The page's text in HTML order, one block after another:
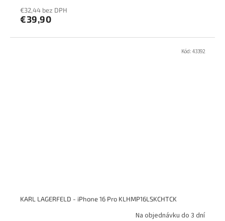
€32,44 bez DPH
€39,90
KARL LAGERFELD - iPhone 16 Pro KLHMP16LSKCHTCK
Na objednávku do 3 dní
Kód: 43392